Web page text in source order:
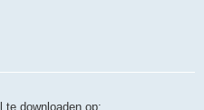
downloaden op: